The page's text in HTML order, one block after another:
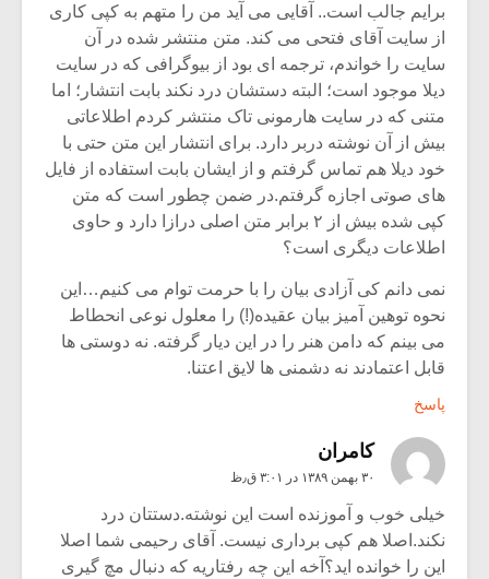
برایم جالب است.. آقایی می آید من را متهم به کپی کاری
از سایت آقای فتحی می کند. متن منتشر شده در آن
سایت را خواندم، ترجمه ای بود از بیوگرافی که در سایت
دیلا موجود است؛ البته دستشان درد نکند بابت انتشار؛ اما
متنی که در سایت هارمونی تاک منتشر کردم اطلاعاتی
بیش از آن نوشته دربر دارد. برای انتشار این متن حتی با
خود دیلا هم تماس گرفتم و از ایشان بابت استفاده از فایل
های صوتی اجازه گرفتم.در ضمن چطور است که متن
کپی شده بیش از ۲ برابر متن اصلی درازا دارد و حاوی
اطلاعات دیگری است؟
نمی دانم کی آزادی بیان را با حرمت توام می کنیم…این
نحوه توهین آمیز بیان عقیده(!) را معلول نوعی انحطاط
می بینم که دامن هنر را در این دیار گرفته. نه دوستی ها
قابل اعتمادند نه دشمنی ها لایق اعتنا.
پاسخ
کامران
۳۰ بهمن ۱۳۸۹ در ۳:۰۱ ق٫ظ
خیلی خوب و آموزنده است این نوشته.دستتان درد
نکند.اصلا هم کپی برداری نیست. آقای رحیمی شما اصلا
این را خوانده اید؟آخه این چه رفتاریه که دنبال مچ گیری